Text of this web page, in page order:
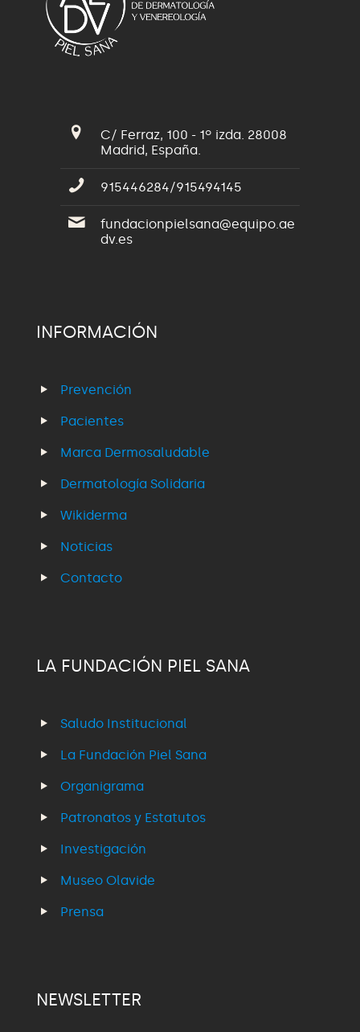
C/ Ferraz, 100 - 1º izda. 28008
Madrid, España.
915446284/915494145
fundacionpielsana@equipo.ae
dv.es
INFORMACIÓN
Prevención
Pacientes
Marca Dermosaludable
Dermatología Solidaria
Wikiderma
Noticias
Contacto
LA FUNDACIÓN PIEL SANA
Saludo Institucional
La Fundación Piel Sana
Organigrama
Patronatos y Estatutos
Investigación
Museo Olavide
Prensa
NEWSLETTER